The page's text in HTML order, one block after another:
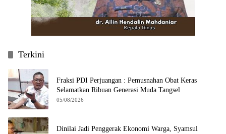
Terkini
Fraksi PDI Perjuangan : Pemusnahan Obat Keras
Selamatkan Ribuan Generasi Muda Tangsel
05/08/2026
Dinilai Jadi Penggerak Ekonomi Warga, Syamsul